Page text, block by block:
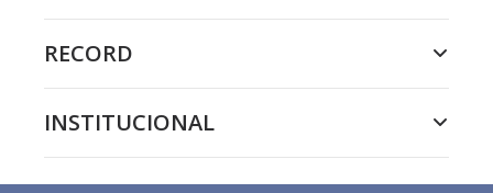
RECORD
INSTITUCIONAL